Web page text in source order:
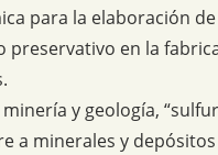
para la elaboración
preservativo en la
minería y geología,
a minerales y